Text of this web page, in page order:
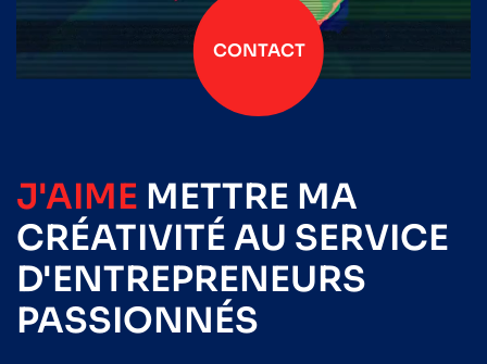
CONTACT
J'AIME METTRE MA
CRÉATIVITÉ AU SERVICE
D'ENTREPRENEURS
PASSIONNÉS